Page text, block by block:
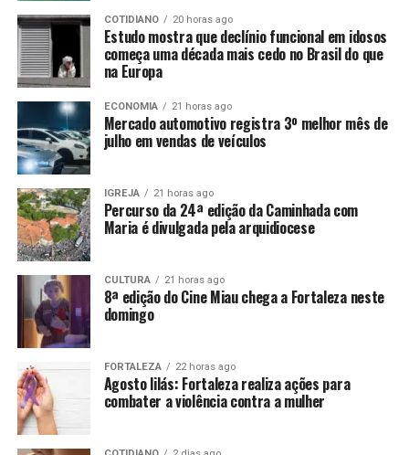
COTIDIANO 20 horas ago
Estudo mostra que declínio funcional em idosos
começa uma década mais cedo no Brasil do que
na Europa
ECONOMIA 21 horas ago
Mercado automotivo registra 3º melhor mês de
julho em vendas de veículos
IGREJA 21 horas ago
Percurso da 24ª edição da Caminhada com
Maria é divulgada pela arquidiocese
CULTURA 21 horas ago
8ª edição do Cine Miau chega a Fortaleza neste
domingo
FORTALEZA 22 horas ago
Agosto lilás: Fortaleza realiza ações para
combater a violência contra a mulher